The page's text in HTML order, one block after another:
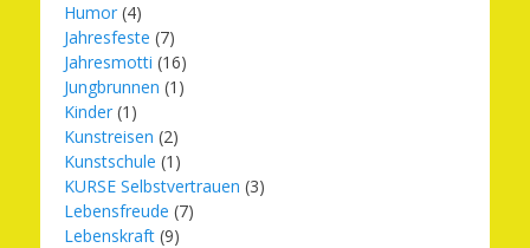
Humor (4)
Jahresfeste (7)
Jahresmotti (16)
Jungbrunnen (1)
Kinder (1)
Kunstreisen (2)
Kunstschule (1)
KURSE Selbstvertrauen (3)
Lebensfreude (7)
Lebenskraft (9)